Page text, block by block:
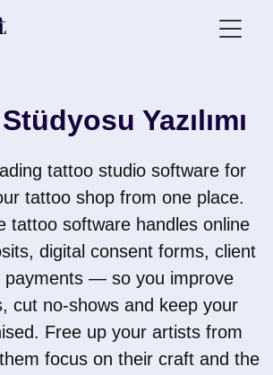
Yazılımı
tattoo studio software for
tattoo shop from one place.
tattoo software handles online
digital consent forms, client
payments — so you improve
cut no-shows and keep your
Free up your artists from
focus on their craft and the